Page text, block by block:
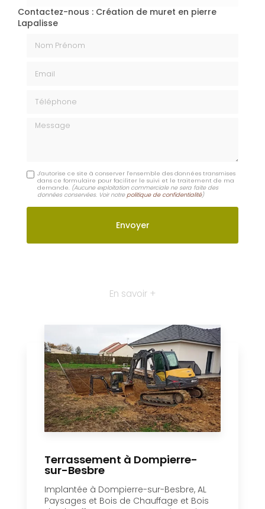
Contactez-nous : Création de muret en pierre
Lapalisse
Message
J'autorise ce site à conserver l'ensemble des données transmises
dans ce formulaire pour faciliter le suivi et le traitement de ma
demande. (Aucune exploitation commerciale ne sera faite des
données conservées. Voir notrepolitique de confidentialité)
En savoir +
Terrassement à Dompierre-
sur-Besbre
Implantée à Dompierre-sur-Besbre, AL
Paysages et Bois de Chauffage et Bois